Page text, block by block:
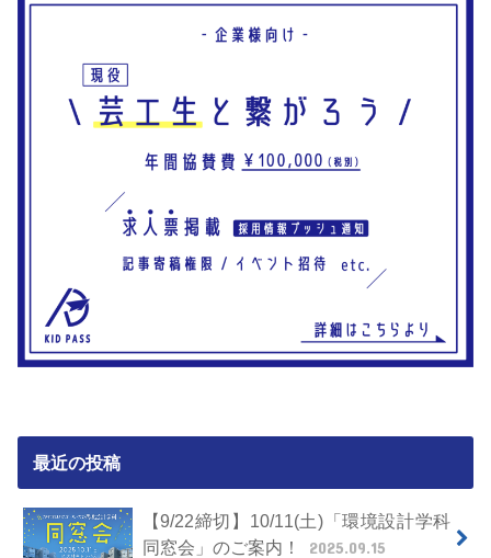
最近の投稿
【9/22締切】10/11(土)「環境設計学科
同窓会」のご案内！
2025.09.15